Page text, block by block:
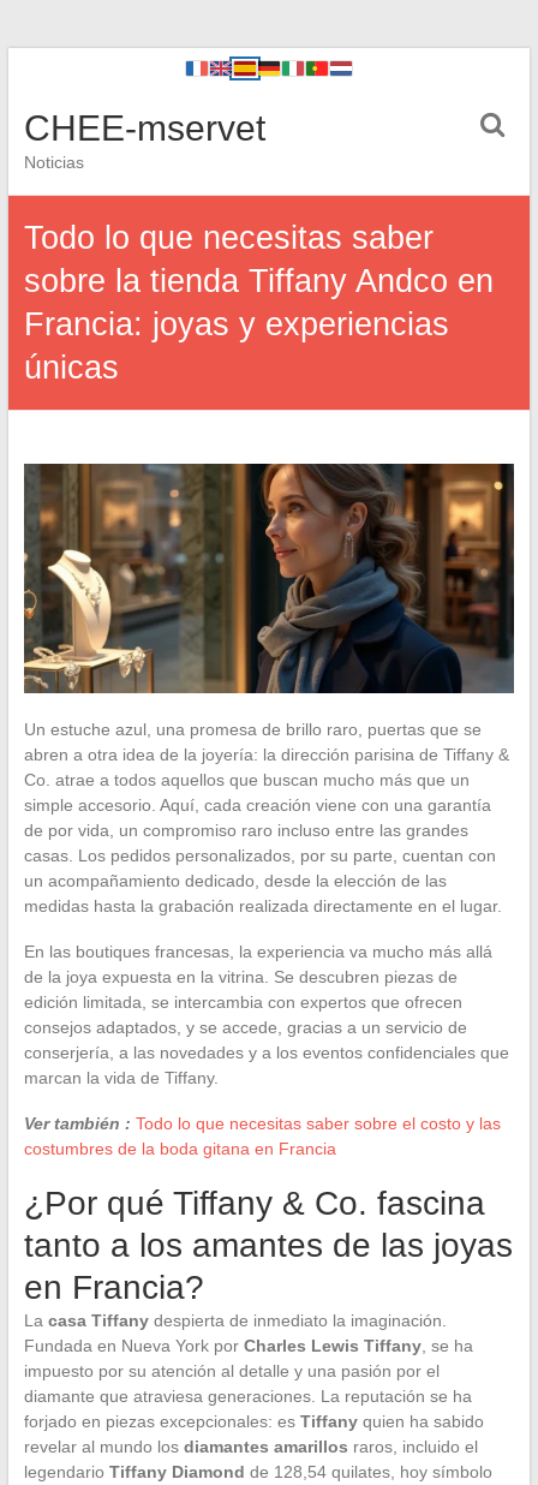
CHEE-mservet
Noticias
Todo lo que necesitas saber
sobre la tienda Tiffany Andco en
Francia: joyas y experiencias
únicas
Un estuche azul, una promesa de brillo raro, puertas que se
abren a otra idea de la joyería: la dirección parisina de Tiffany &
Co. atrae a todos aquellos que buscan mucho más que un
simple accesorio. Aquí, cada creación viene con una garantía
de por vida, un compromiso raro incluso entre las grandes
casas. Los pedidos personalizados, por su parte, cuentan con
un acompañamiento dedicado, desde la elección de las
medidas hasta la grabación realizada directamente en el lugar.
En las boutiques francesas, la experiencia va mucho más allá
de la joya expuesta en la vitrina. Se descubren piezas de
edición limitada, se intercambia con expertos que ofrecen
consejos adaptados, y se accede, gracias a un servicio de
conserjería, a las novedades y a los eventos confidenciales que
marcan la vida de Tiffany.
Ver también : Todo lo que necesitas saber sobre el costo y las
costumbres de la boda gitana en Francia
¿Por qué Tiffany & Co. fascina
tanto a los amantes de las joyas
en Francia?
La casa Tiffanydespierta de inmediato la imaginación.
Fundada en Nueva York por Charles Lewis Tiffany, se ha
impuesto por su atención al detalle y una pasión por el
diamante que atraviesa generaciones. La reputación se ha
forjado en piezas excepcionales: es Tiffanyquien ha sabido
revelar al mundo los diamantes amarillos raros, incluido el
legendario Tiffany Diamond de 128,54 quilates, hoy símbolo